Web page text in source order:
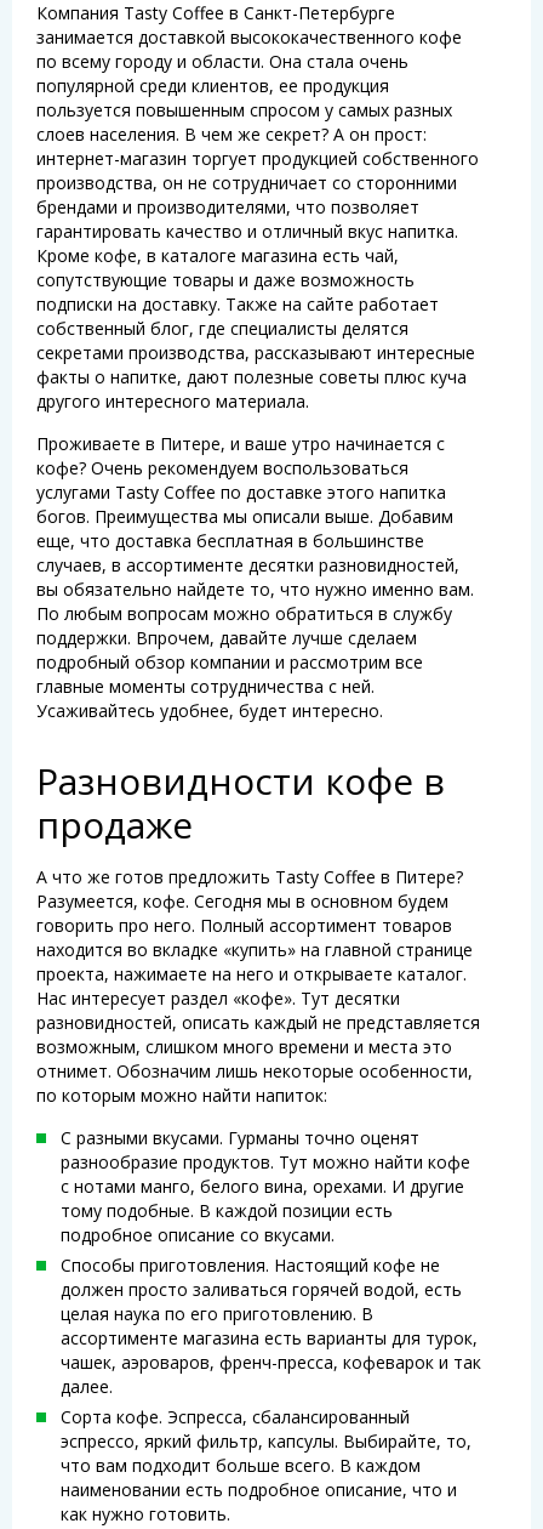
Компания Tasty Coffee в Санкт-Петербурге
занимается доставкой высококачественного кофе
по всему городу и области. Она стала очень
популярной среди клиентов, ее продукция
пользуется повышенным спросом у самых разных
слоев населения. В чем же секрет? А он прост:
интернет-магазин торгует продукцией собственного
производства, он не сотрудничает со сторонними
брендами и производителями, что позволяет
гарантировать качество и отличный вкус напитка.
Кроме кофе, в каталоге магазина есть чай,
сопутствующие товары и даже возможность
подписки на доставку. Также на сайте работает
собственный блог, где специалисты делятся
секретами производства, рассказывают интересные
факты о напитке, дают полезные советы плюс куча
другого интересного материала.
Проживаете в Питере, и ваше утро начинается с
кофе? Очень рекомендуем воспользоваться
услугами Tasty Coffee по доставке этого напитка
богов. Преимущества мы описали выше. Добавим
еще, что доставка бесплатная в большинстве
случаев, в ассортименте десятки разновидностей,
вы обязательно найдете то, что нужно именно вам.
По любым вопросам можно обратиться в службу
поддержки. Впрочем, давайте лучше сделаем
подробный обзор компании и рассмотрим все
главные моменты сотрудничества с ней.
Усаживайтесь удобнее, будет интересно.
Разновидности кофе в
продаже
А что же готов предложить Tasty Coffee в Питере?
Разумеется, кофе. Сегодня мы в основном будем
говорить про него. Полный ассортимент товаров
находится во вкладке «купить» на главной странице
проекта, нажимаете на него и открываете каталог.
Нас интересует раздел «кофе». Тут десятки
разновидностей, описать каждый не представляется
возможным, слишком много времени и места это
отнимет. Обозначим лишь некоторые особенности,
по которым можно найти напиток:
С разными вкусами. Гурманы точно оценят
разнообразие продуктов. Тут можно найти кофе
с нотами манго, белого вина, орехами. И другие
тому подобные. В каждой позиции есть
подробное описание со вкусами.
Способы приготовления. Настоящий кофе не
должен просто заливаться горячей водой, есть
целая наука по его приготовлению. В
ассортименте магазина есть варианты для турок,
чашек, аэроваров, френч-пресса, кофеварок и так
далее.
Сорта кофе. Эспресса, сбалансированный
эспрессо, яркий фильтр, капсулы. Выбирайте, то,
что вам подходит больше всего. В каждом
наименовании есть подробное описание, что и
как нужно готовить.